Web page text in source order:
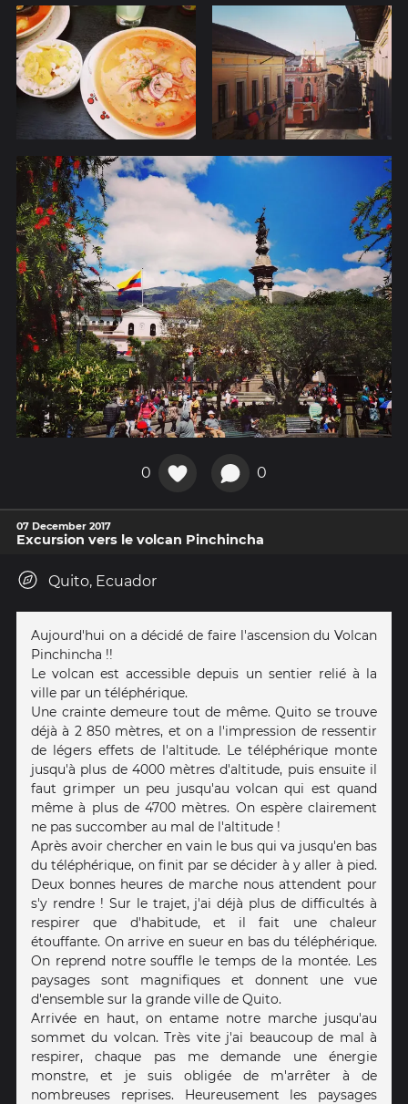
0 0
07 December 2017
Excursion vers le volcan Pinchincha
Quito, Ecuador
Aujourd'hui on a décidé de faire l'ascension du Volcan
Pinchincha !!
Le volcan est accessible depuis un sentier relié à la
ville par un téléphérique.
Une crainte demeure tout de même. Quito se trouve
déjà à 2 850 mètres, et on a l'impression de ressentir
de légers effets de l'altitude. Le téléphérique monte
jusqu'à plus de 4000 mètres d'altitude, puis ensuite il
faut grimper un peu jusqu'au volcan qui est quand
même à plus de 4700 mètres. On espère clairement
ne pas succomber au mal de l'altitude !
Après avoir chercher en vain le bus qui va jusqu'en bas
du téléphérique, on finit par se décider à y aller à pied.
Deux bonnes heures de marche nous attendent pour
s'y rendre ! Sur le trajet, j'ai déjà plus de difficultés à
respirer que d'habitude, et il fait une chaleur
étouffante. On arrive en sueur en bas du téléphérique.
On reprend notre souffle le temps de la montée. Les
paysages sont magnifiques et donnent une vue
d'ensemble sur la grande ville de Quito.
Arrivée en haut, on entame notre marche jusqu'au
sommet du volcan. Très vite j'ai beaucoup de mal à
respirer, chaque pas me demande une énergie
monstre, et je suis obligée de m'arrêter à de
nombreuses reprises. Heureusement les paysages